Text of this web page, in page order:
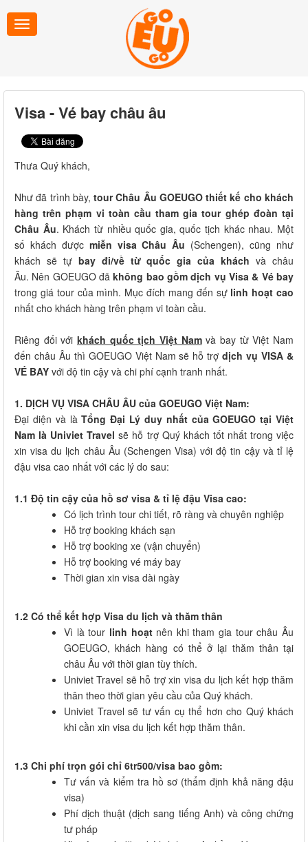
Visa - Vé bay châu âu
Thưa Quý khách,
Như đã trình bày,tour Châu Âu GOEUGO thiếtkế cho khách
hàng trên phạm vi toàn cầu tham gia tour ghép đoàn tại
Châu Âu. Khách từ nhiều quốc gia, quốc tịch khác nhau. Một
số khách được miễn visa Châu Âu (Schengen), cũng như
khách sẽ tự bay đi/về từ quốc gia của kháchvà châu
Âu. Nên GOEUGO đãkhông bao gồmdịch vụVisa & Vé bay
trong giá tour của mình. Mục đích mang đến sự linh hoạt cao
nhất cho khách hàng trên phạm vi toàn cầu.
Riêng đối với khách quốc tịch Việt Namvà bay từ Việt Nam
đến châu Âu thì GOEUGO Việt Nam sẽ hỗ trợdịch vụ VISA &
VÉ BAY với độ tin cậy và chi phí cạnh tranh nhất.
1. DỊCH VỤ VISA CHÂU ÂU của GOEUGO Việt Nam:
Đại diện và làTổng Đại Lý duy nhất của GOEUGO tại Việt
Nam là Univiet Travel sẽ hỗ trợ Quý khách tốt nhất trong việc
xin visa du lịch châu Âu (Schengen Visa) với độ tin cậy và tỉ lệ
đậu visa cao nhất với các lý do sau:
1.1 Độ tin cậy của hồ sơ visa & tỉ lệ đậu Visa cao:
Có lịch trình tour chi tiết, rõ ràng và chuyên nghiệp
Hỗ trợ booking khách sạn
Hỗ trợ booking xe (vận chuyển)
Hỗ trợ booking vé máy bay
Thời gian xin visa dài ngày
1.2 Có thể kết hợp Visa du lịch và thăm thân
Vì là tour linh hoạtnên khi tham gia tour châu Âu
GOEUGO, khách hàng có thể ở lại thăm thân tại
châu Âu với thời gian tùy thích.
Univiet Travel sẽ hỗ trợ xin visa du lịch kết hợp thăm
thân theo thời gian yêu cầu của Quý khách.
Univiet Travel sẽ tư vấn cụ thể hơn cho Quý khách
khi cần xin visa du lịch kết hợp thăm thân.
1.3 Chi phí trọn gói chỉ 6tr500/visa bao gồm:
Tư vấn và kiểm tra hồ sơ (thẩm định khả năng đậu
visa)
Phí dịch thuật (dịch sang tiếng Anh) và công chứng
tư pháp